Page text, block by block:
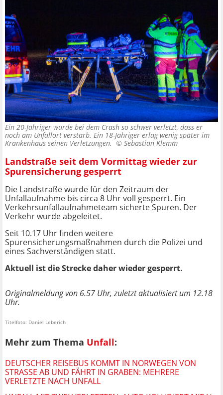
Ein 20-Jähriger wurde bei dem Crash so schwer verletzt, dass er
noch am Unfallort verstarb. Ein 18-Jähriger erlag wenig später im
Krankenhaus seinen Verletzungen. © Sebastian Klemm
Landstraße seit dem Vormittag wieder zur
Spurensicherung gesperrt
Die Landstraße wurde für den Zeitraum der
Unfallaufnahme bis circa 8 Uhr voll gesperrt. Ein
Verkehrsunfallaufnahmeteam sicherte Spuren. Der
Verkehr wurde abgeleitet.
Seit 10.17 Uhr finden weitere
Spurensicherungsmaßnahmen durch die Polizei und
eines Sachverständigen statt.
Aktuell ist die Strecke daher wieder gesperrt.
Originalmeldung von 6.57 Uhr, zuletzt aktualisiert um 12.18
Uhr.
Titelfoto: Daniel Leberich
Mehr zum Thema Unfall:
DEUTSCHER REISEBUS KOMMT IN NORWEGEN VON
STRASSE AB UND FÄHRT IN GRABEN: MEHRERE V
ERLETZTE NACH UNFALL